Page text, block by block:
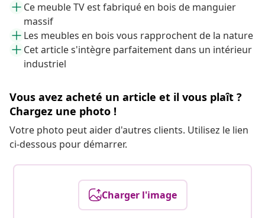
Ce meuble TV est fabriqué en bois de manguier
massif
Les meubles en bois vous rapprochent de la nature
Cet article s'intègre parfaitement dans un intérieur
industriel
Vous avez acheté un article et il vous plaît ?
Chargez une photo !
Votre photo peut aider d'autres clients. Utilisez le lien
ci-dessous pour démarrer.
Charger l'image